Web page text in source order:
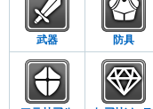
武器 防具